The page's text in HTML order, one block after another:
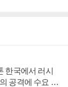
한국에서 러시
공격에 수요 늘